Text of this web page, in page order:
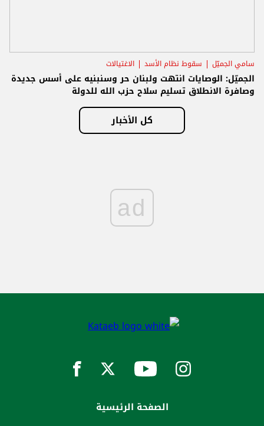
سامي الجميّل سقوط نظام الأسد الاغتيالات
الجميّل: الوصايات انتهت ولبنان حر وسنبنيه على أسس جديدة
وصافرة الانطلاق تسليم سلاح حزب الله للدولة
كل الأخبار
ad
الصفحة الرئيسية